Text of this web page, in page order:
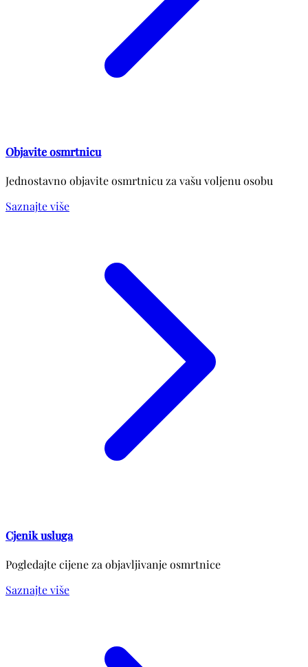
Objavite osmrtnicu
Jednostavno objavite osmrtnicu za vašu voljenu osobu
Saznajte više
Cjenik usluga
Pogledajte cijene za objavljivanje osmrtnice
Saznajte više